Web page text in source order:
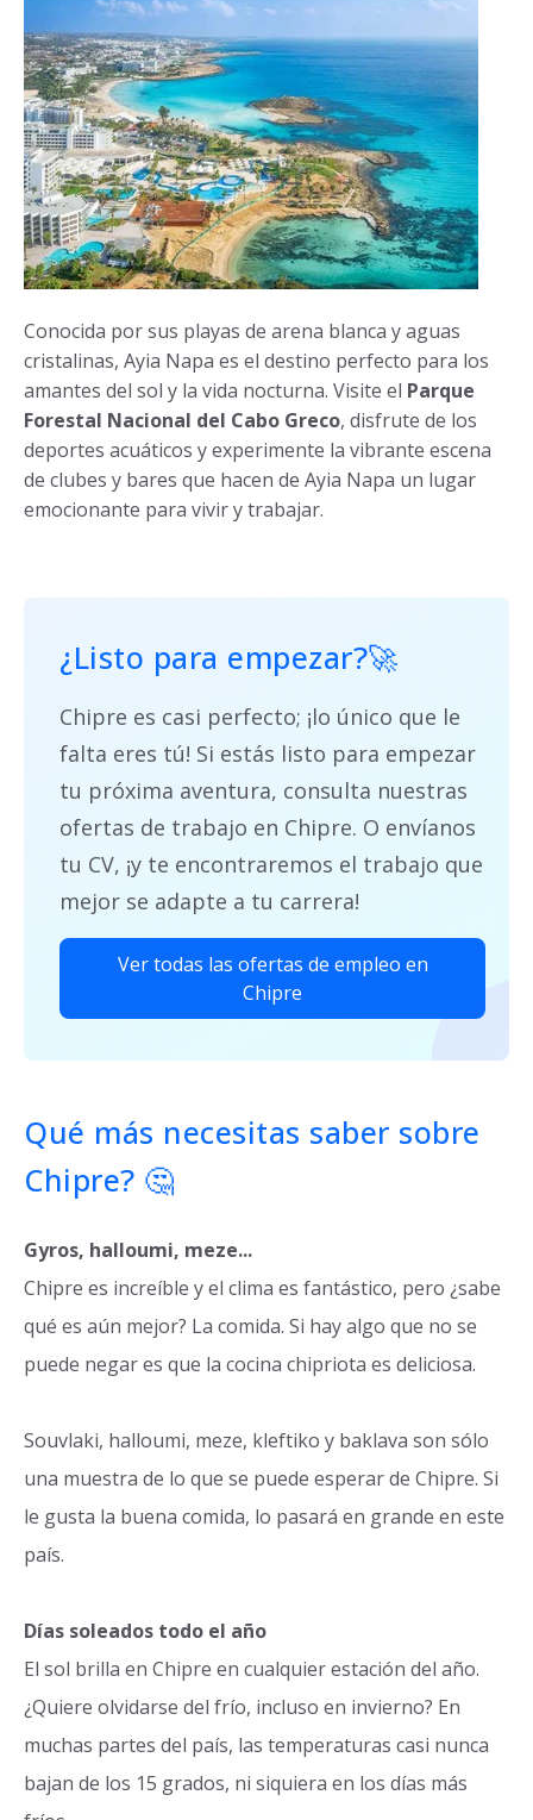
Conocida por sus playas de arena blanca y aguas
cristalinas, Ayia Napa es el destino perfecto para los
amantes del sol y la vida nocturna. Visite el Parque
Forestal Nacional del Cabo Greco, disfrute de los
deportes acuáticos y experimente la vibrante escena
de clubes y bares que hacen de Ayia Napa un lugar
emocionante para vivir y trabajar.
¿Listo para empezar?🚀
Chipre es casi perfecto; ¡lo único que le
falta eres tú! Si estás listo para empezar
tu próxima aventura, consulta nuestras
ofertas de trabajo en Chipre. O envíanos
tu CV, ¡y te encontraremos el trabajo que
mejor se adapte a tu carrera!
Ver todas las ofertas de empleo en
Chipre
Qué más necesitas saber sobre
Chipre? 🤔
Gyros, halloumi, meze...
Chipre es increíble y el clima es fantástico, pero ¿sabe
qué es aún mejor? La comida. Si hay algo que no se
puede negar es que la cocina chipriota es deliciosa.
Souvlaki, halloumi, meze, kleftiko y baklava son sólo
una muestra de lo que se puede esperar de Chipre. Si
le gusta la buena comida, lo pasará en grande en este
país.
Días soleados todo el año
El sol brilla en Chipre en cualquier estación del año.
¿Quiere olvidarse del frío, incluso en invierno? En
muchas partes del país, las temperaturas casi nunca
bajan de los 15 grados, ni siquiera en los días más